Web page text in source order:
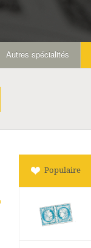
Autres spécialités
Populaire